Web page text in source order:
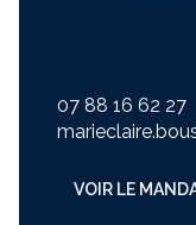
07 88 16 62 27
VOIR LE